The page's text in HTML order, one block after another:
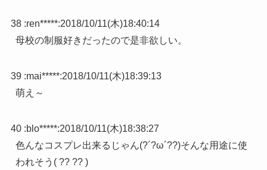
38 :ren*****:2018/10/11(木)18:40:14
母校の制服好きだったので是非欲しい。
39 :mai*****:2018/10/11(木)18:39:13
萌え～
40 :blo*****:2018/10/11(木)18:38:27
色んなコスプレ出来るじゃん(?´?ω´??)そんな用途に使
われそう( ?? ?? )